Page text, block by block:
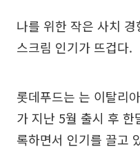
나를 위한 작은 사치
스크림 인기가 뜨겁다.
롯데푸드는 는 이탈리
가 지난 5월 출시 후
록하면서 인기를 끌고